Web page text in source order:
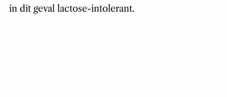
in dit geval lactose-intolerant.